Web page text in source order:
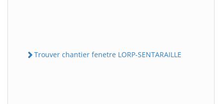
Trouver chantier fenetre LORP-SENTARAILLE